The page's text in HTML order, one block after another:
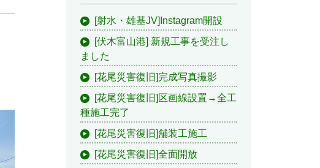
[射水・雄基JV]Instagram開設
[伏木富山港] 新規工事を受注し
ました
[花尾災害復旧]完成写真撮影
[花尾災害復旧]区画線設置→全工
種施工完了
[花尾災害復旧]舗装工施工
[花尾災害復旧]全面開放